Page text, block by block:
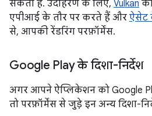
सकता है. उदाहरण के लिए, Vulkan
एपीआई के तौर पर करते हैं और ऐसेट
से, आपकी रेंडरिंग परफ़ॉर्मेंस.
Google Play के दिशा-निर्देश
अगर आपने ऐप्लिकेशन को Google
तो परफ़ॉर्मेंस से जुड़े इन अन्य दिशा-